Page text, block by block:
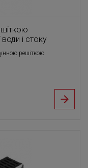
і стоку
решіткою